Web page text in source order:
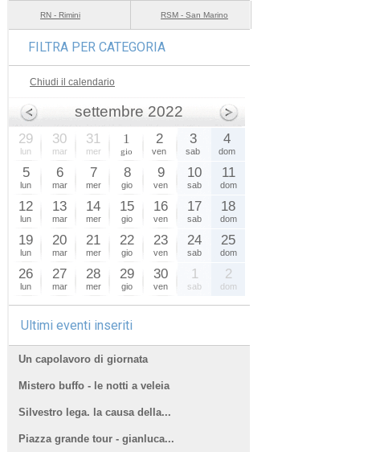
RN - Rimini RSM - San Marino
FILTRA PER CATEGORIA
Chiudi il calendario
settembre 2022
29
lun
30
mar
31
mer
1
gio
2
ven
3
sab
4
dom
5
lun
6
mar
7
mer
8
gio
9
ven
10
sab
11
dom
12
lun
13
mar
14
mer
15
gio
16
ven
17
sab
18
dom
19
lun
20
mar
21
mer
22
gio
23
ven
24
sab
25
dom
26
lun
27
mar
28
mer
29
gio
30
ven
1
sab
2
dom
Ultimi eventi inseriti
Un capolavoro di giornata
Mistero buffo - le notti a veleia
Silvestro lega. la causa della...
Piazza grande tour - gianluca...